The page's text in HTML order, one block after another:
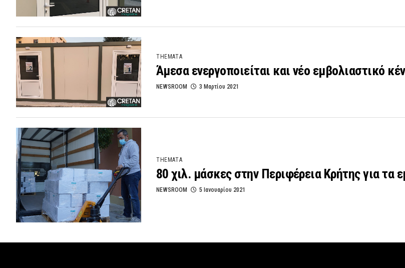
THEMATA
Άμεσα ενεργοποιείται και νέο εμβολιαστικό
NEWSROOM 3 Μαρτίου 2021
THEMATA
80 χιλ. μάσκες στην Περιφέρεια Κρήτης για τα
NEWSROOM 5 Ιανουαρίου 2021